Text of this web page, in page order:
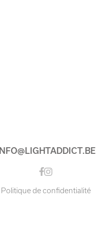
INFO@LIGHTADDICT.BE
Politique de confidentialité